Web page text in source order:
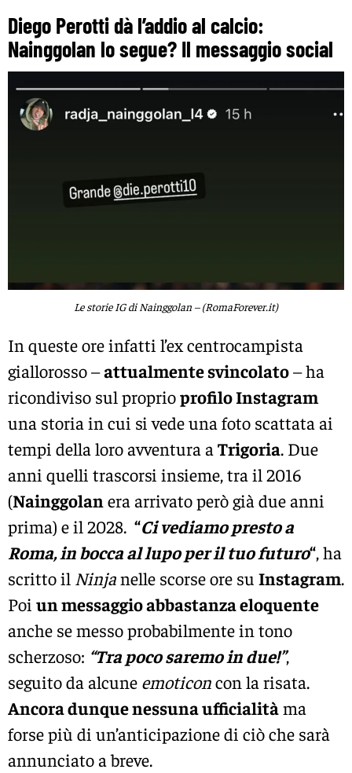
Diego Perotti dà l’addio al calcio:
Nainggolan lo segue? Il messaggio social
Le storie IG di Nainggolan – (RomaForever.it)
In queste ore infatti l’ex centrocampista
giallorosso –attualmente svincolato– ha
ricondiviso sul proprioprofilo Instagram
una storia in cui si vede una foto scattata ai
tempi della loro avventura a Trigoria. Due
anni quelli trascorsi insieme, tra il 2016
(Nainggolanera arrivato però già due anni
prima) e il 2028. “Ci vediamo presto a
Roma, in bocca al lupo per il tuo futuro“, ha
scritto il Ninjanelle scorse ore su Instagram.
Poi un messaggio abbastanza eloquente
anche se messo probabilmente in tono
scherzoso: “Tra poco saremo in due!”,
seguito da alcune emoticoncon la risata.
Ancora dunque nessuna ufficialitàma
forse più di un’anticipazione di ciò che sarà
annunciato a breve.